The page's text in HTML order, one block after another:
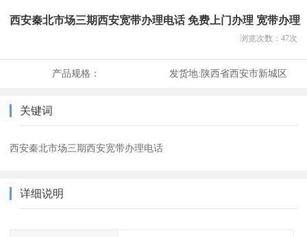
西安秦北市场三期西安宽带办理电话 免费上门办理 宽带办理
浏览次数： 47次
产品规格： 发货地:陕西省西安市新城区
关键词
西安秦北市场三期西安宽带办理电话
详细说明